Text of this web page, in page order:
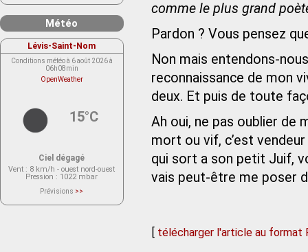
comme le plus grand
Pardon ? Vous pensez
Non mais entendons-
reconnaissance de mon
deux. Et puis de toute
Ah oui, ne pas oublier de
mort ou vif, c’est
qui sort a son petit Juif,
vais peut-être me poser
[ télécharger l'article au format
Météo
Lévis-Saint-Nom
Conditions météo à 6 août 2026 à
06h08min
OpenWeather
15°C
Ciel dégagé
Vent : 8 km/h - ouest nord-ouest
Pression : 1022 mbar
Prévisions >>
actuellement aucune prévision